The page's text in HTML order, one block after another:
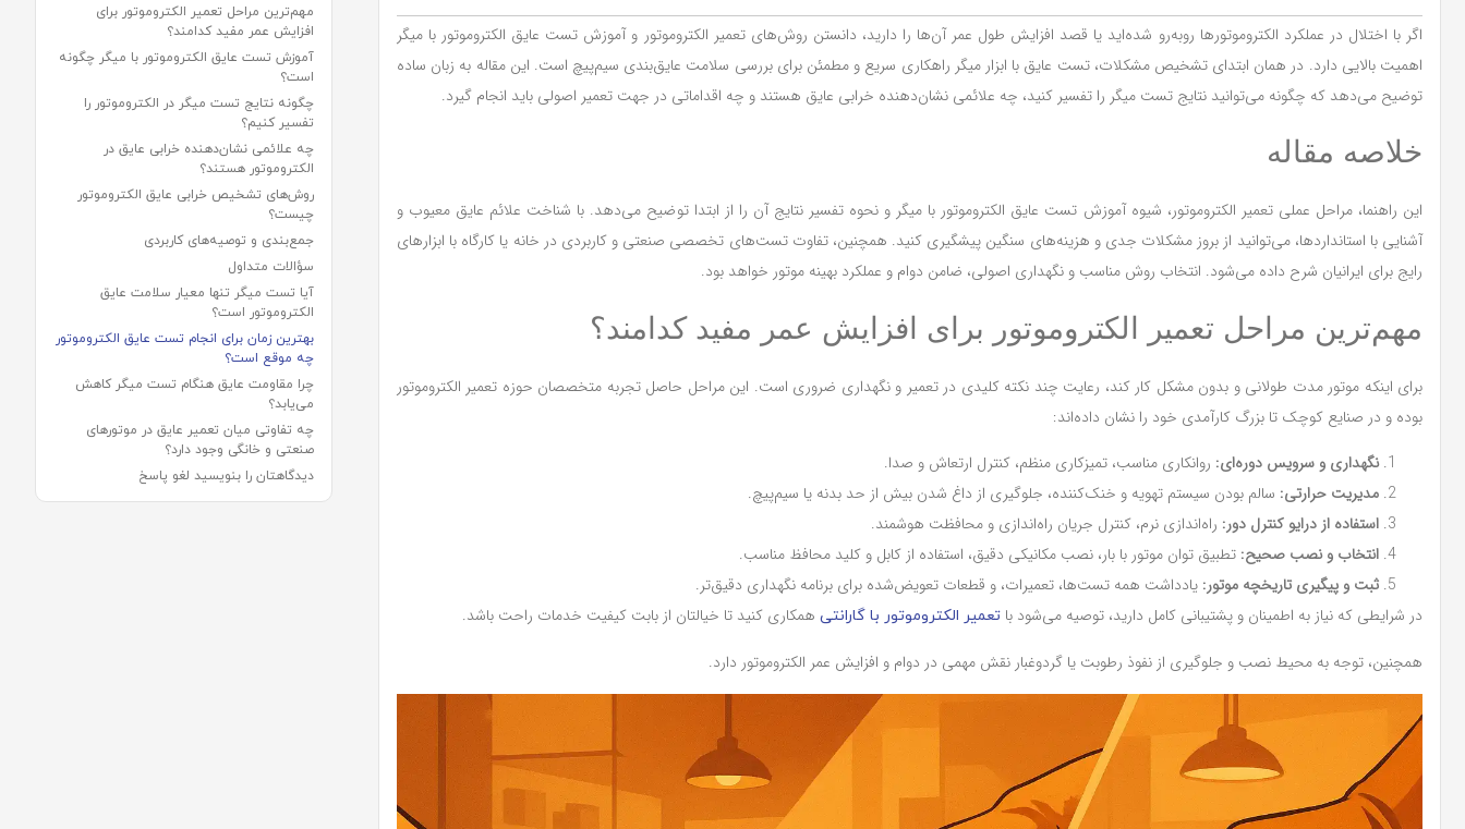
اگر با اختلال در عملکرد الکتروموتورها روبه‌رو شده‌اید یا قصد افزایش طول عمر آن‌ها را دارید، دانستن روش‌های تعمیر الکتروموتور و آموزش تست عایق الکتروموتور با میگر
اهمیت بالایی دارد. در همان ابتدای تشخیص مشکلات، تست عایق با ابزار میگر راهکاری سریع و مطمئن برای بررسی سلامت عایق‌بندی سیم‌پیچ است. این مقاله به زبان ساده
توضیح می‌دهد که چگونه می‌توانید نتایج تست میگر را تفسیر کنید، چه علائمی نشان‌دهنده خرابی عایق هستند و چه اقداماتی در جهت تعمیر اصولی باید انجام گیرد.
خلاصه مقاله
این راهنما، مراحل عملی تعمیر الکتروموتور، شیوه آموزش تست عایق الکتروموتور با میگر و نحوه تفسیر نتایج آن را از ابتدا توضیح می‌دهد. با شناخت علائم عایق معیوب و
آشنایی با استانداردها، می‌توانید از بروز مشکلات جدی و هزینه‌های سنگین پیشگیری کنید. همچنین، تفاوت تست‌های تخصصی صنعتی و کاربردی در خانه یا کارگاه با ابزارهای
رایج برای ایرانیان شرح داده می‌شود. انتخاب روش مناسب و نگهداری اصولی، ضامن دوام و عملکرد بهینه موتور خواهد بود.
مهم‌ترین مراحل تعمیر الکتروموتور برای افزایش عمر مفید کدامند؟
برای اینکه موتور مدت طولانی و بدون مشکل کار کند، رعایت چند نکته کلیدی در تعمیر و نگهداری ضروری است. این مراحل حاصل تجربه متخصصان حوزه تعمیر الکتروموتور
بوده و در صنایع کوچک تا بزرگ کارآمدی خود را نشان داده‌اند:
نگهداری و سرویس دوره‌ای: روانکاری مناسب، تمیزکاری منظم، کنترل ارتعاش و صدا.
مدیریت حرارتی: سالم بودن سیستم تهویه و خنک‌کننده، جلوگیری از داغ شدن بیش از حد بدنه یا سیم‌پیچ.
استفاده از درایو کنترل دور: راه‌اندازی نرم، کنترل جریان راه‌اندازی و محافظت هوشمند.
انتخاب و نصب صحیح: تطبیق توان موتور با بار، نصب مکانیکی دقیق، استفاده از کابل و کلید محافظ مناسب.
ثبت و پیگیری تاریخچه موتور: یادداشت همه تست‌ها، تعمیرات، و قطعات تعویض‌شده برای برنامه نگهداری دقیق‌تر.
در شرایطی که نیاز به اطمینان و پشتیبانی کامل دارید، توصیه می‌شود با تعمیر الکتروموتور با گارانتی همکاری کنید تا خیالتان از بابت کیفیت خدمات راحت باشد.
همچنین، توجه به محیط نصب و جلوگیری از نفوذ رطوبت یا گردوغبار نقش مهمی در دوام و افزایش عمر الکتروموتور دارد.
مهم‌ترین مراحل تعمیر الکتروموتور برای
افزایش عمر مفید کدامند؟
آموزش تست عایق الکتروموتور با میگر چگونه
است؟
چگونه نتایج تست میگر در الکتروموتور را
تفسیر کنیم؟
چه علائمی نشان‌دهنده خرابی عایق در
الکتروموتور هستند؟
روش‌های تشخیص خرابی عایق الکتروموتور
چیست؟
جمع‌بندی و توصیه‌های کاربردی
سؤالات متداول
آیا تست میگر تنها معیار سلامت عایق
الکتروموتور است؟
بهترین زمان برای انجام تست عایق الکتروموتور
چه موقع است؟
چرا مقاومت عایق هنگام تست میگر کاهش
می‌یابد؟
چه تفاوتی میان تعمیر عایق در موتورهای
صنعتی و خانگی وجود دارد؟
دیدگاهتان را بنویسید لغو پاسخ